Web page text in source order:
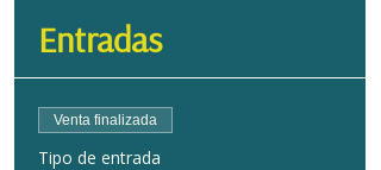
Entradas
Venta finalizada
Tipo de entrada